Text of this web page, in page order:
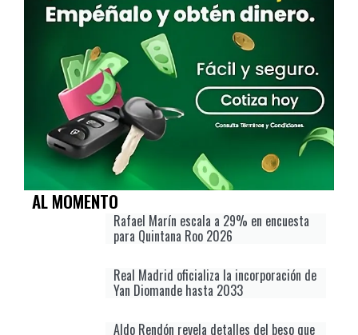
AL MOMENTO
Rafael Marín escala a 29% en encuesta
para Quintana Roo 2026
Real Madrid oficializa la incorporación de
Yan Diomande hasta 2033
Aldo Rendón revela detalles del beso que